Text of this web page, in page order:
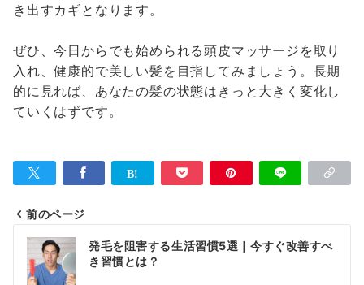
き出すカギとなります。
ぜひ、今日からでも始められる頭皮マッサージを取り
入れ、健康的で美しい髪を目指してみましょう。長期
的に見れば、あなたの髪の状態はきっと大きく変化し
ていくはずです。
投
稿
前のページ
発毛を阻害する生活習慣5選｜今すぐ改善すべ
き習慣とは？